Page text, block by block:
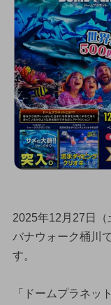
2025年12月27日
バナウォーク桶川
す。
「ドームプラネッ